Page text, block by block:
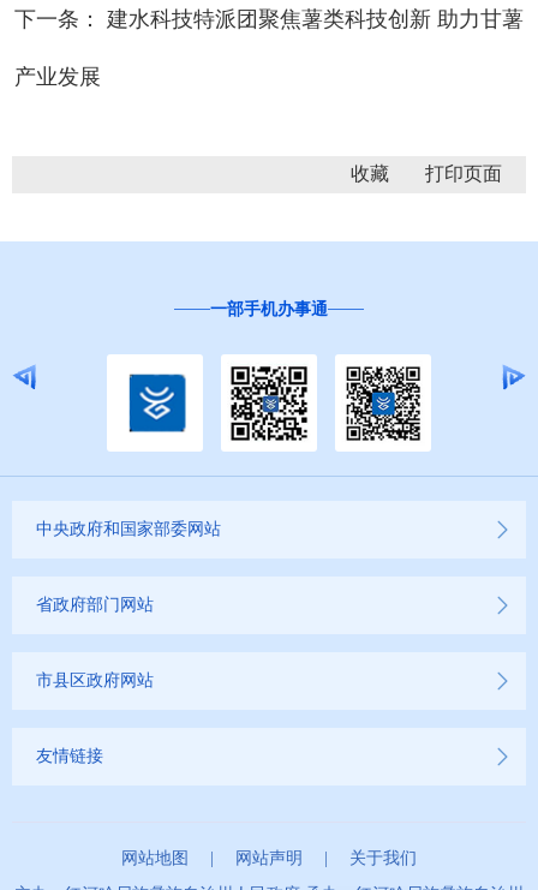
下一条： 建水科技特派团聚焦薯类科技创新 助力甘薯
产业发展
收藏
一部手机办事通
中央政府和国家部委网站
省政府部门网站
市县区政府网站
友情链接
网站地图 网站声明
关于我们